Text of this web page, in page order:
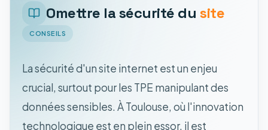
Omettre la sécurité du site
CONSEILS
La sécurité d'un site internet est un enjeu
crucial, surtout pour les TPE manipulant des
données sensibles. À Toulouse, où l'innovation
technologique est en plein essor, il est